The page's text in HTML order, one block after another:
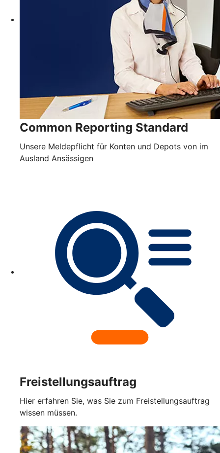
Common Reporting Standard
Unsere Meldepflicht für Konten und Depots von im
Ausland Ansässigen
Freistellungsauftrag
Hier erfahren Sie, was Sie zum Freistellungsauftrag
wissen müssen.